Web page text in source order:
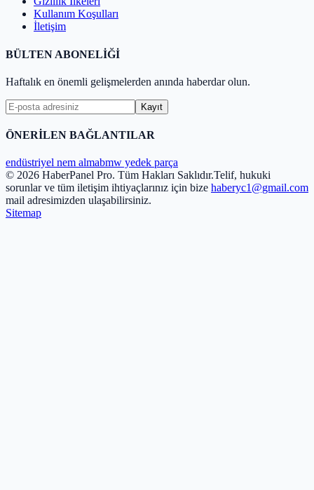
Kullanım Koşulları
İletişim
BÜLTEN ABONELİĞİ
Haftalık en önemli gelişmelerden anında haberdar olun.
Kayıt
ÖNERİLEN BAĞLANTILAR
endüstriyel nem almabmw yedek parça
© 2026 HaberPanel Pro. Tüm Hakları Saklıdır.Telif, hukuki
sorunlar ve tüm iletişim ihtiyaçlarınız için bize haberyc1@gmail.com
mail adresimizden ulaşabilirsiniz.
Sitemap